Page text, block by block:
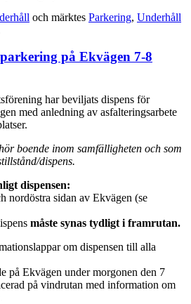
och märktes Parkering, Underhåll
på Ekvägen 7-8
har beviljats dispens för
med anledning av asfalteringsarbete
boende inom samfälligheten och som
dispens.
dispensen:
nordöstra sidan av Ekvägen (se
måste synas tydligt i framrutan.
om dispensen till alla
på Ekvägen under morgonen den 7
på vindrutan med information om